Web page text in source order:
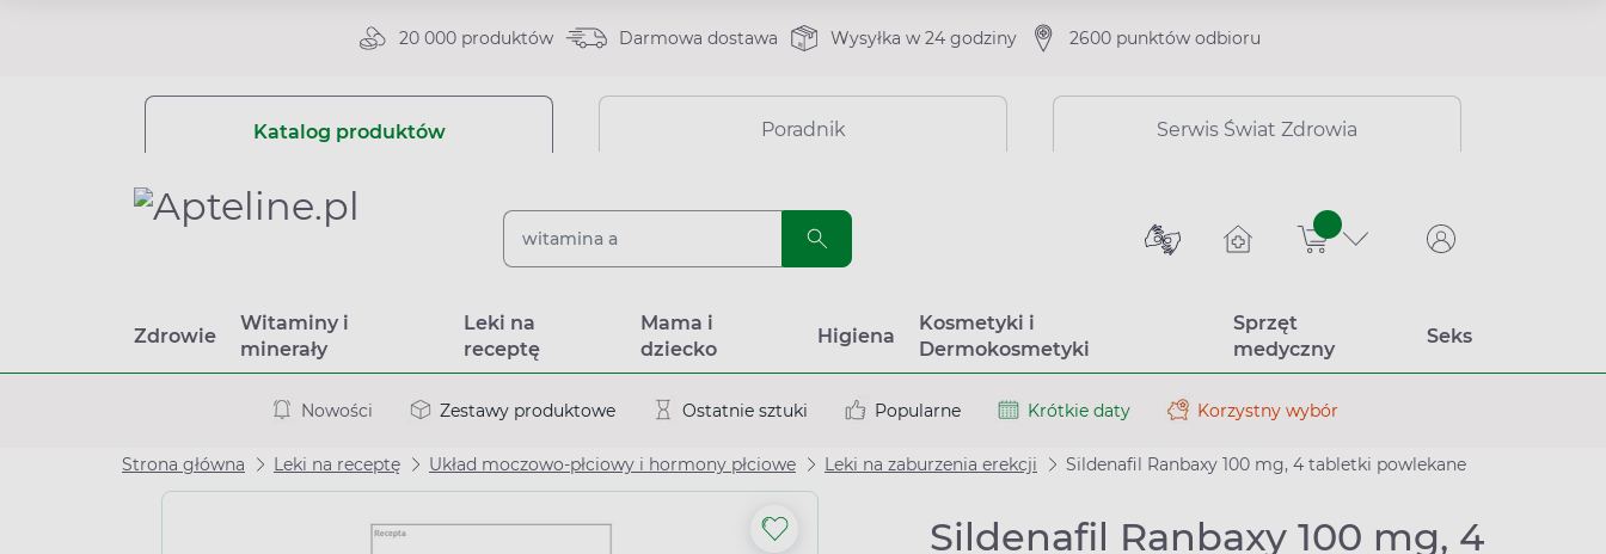
20 000 produktów Darmowa dostawa Wysyłka w 24 godziny 2600 punktów odbioru
Katalog produktów Poradnik Serwis Świat Zdrowia
sztuk
Zdrowie
Witaminy i
minerały
Leki na
receptę
Mama i
dziecko
Higiena
Kosmetyki i
Dermokosmetyki
Sprzęt
medyczny
Seks
Nowości Zestawy produktowe Ostatnie sztuki Popularne Krótkie daty Korzystny wybór
Strona główna Leki na receptę Układ moczowo-płciowy i hormony płciowe Leki na zaburzenia erekcji Sildenafil Ranbaxy 100 mg, 4 tabletki powlekane
Sildenafil Ranbaxy 100 mg, 4